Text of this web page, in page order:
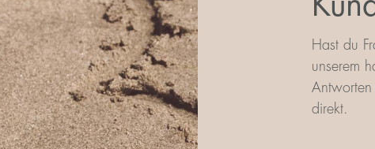
Hast du
unserem
direkt.